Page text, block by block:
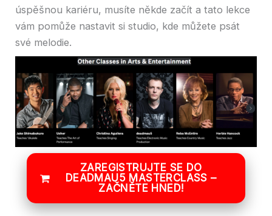
úspěšnou kariéru, musíte někde začít a tato lekce
vám pomůže nastavit si studio, kde můžete psát
své melodie.
ZAREGISTRUJTE SE DO
DEADMAU5 MASTERCLASS –
ZAČNĚTE HNED!